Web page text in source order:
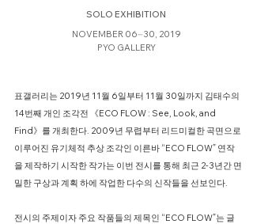
SOLO EXHIBITION
NOVEMBER 06⏤30, 2019
PYO GALLERY
표갤러리는 2019년 11월 6일부터 11월 30일까지 김태수의
14번째 개인 조각전 《ECO FLOW : See, Look, and
Find》를 개최한다. 2009년 무렵부터 리드미컬한 곡면으로
이루어진 유기체적 추상 조각인 이른바 “ECO FLOW” 연작
을 제작하기 시작한 작가는 이번 전시를 통해 최근 2-3년간 면
밀한 구상과 계획 하에 작업한 다수의 신작들을 선보인다.
전시의 주제이자 주요 작품들의 제목인 “ECO FLOW”는 글